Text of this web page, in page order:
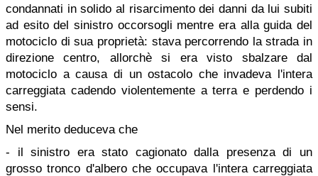
condannati in solido al risarcimento dei danni da lui subiti
ad esito del sinistro occorsogli mentre era alla guida del
motociclo di sua proprietà: stava percorrendo la strada in
direzione centro, allorchè si era visto sbalzare dal
motociclo a causa di un ostacolo che invadeva l'intera
carreggiata cadendo violentemente a terra e perdendo i
sensi.
Nel merito deduceva che
- il sinistro era stato cagionato dalla presenza di un
grosso tronco d'albero che occupava l'intera carreggiata